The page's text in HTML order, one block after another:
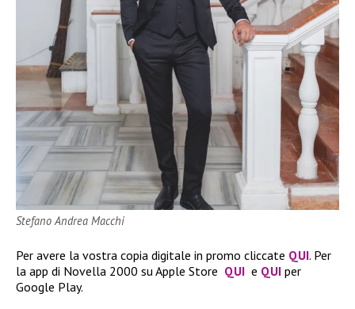
Stefano Andrea Macchi
Per avere la vostra copia digitale in promo cliccate QUI. Per
la app di Novella 2000 su Apple Store QUI e QUI per
Google Play.